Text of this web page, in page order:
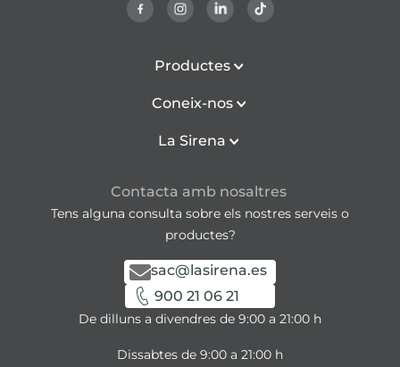
Productes
Coneix-nos
La Sirena
Contacta amb nosaltres
Tens alguna consulta sobre els nostres serveis o
productes?
sac@lasirena.es
900 21 06 21
De dilluns a divendres de 9:00 a 21:00 h
Dissabtes de 9:00 a 21:00 h